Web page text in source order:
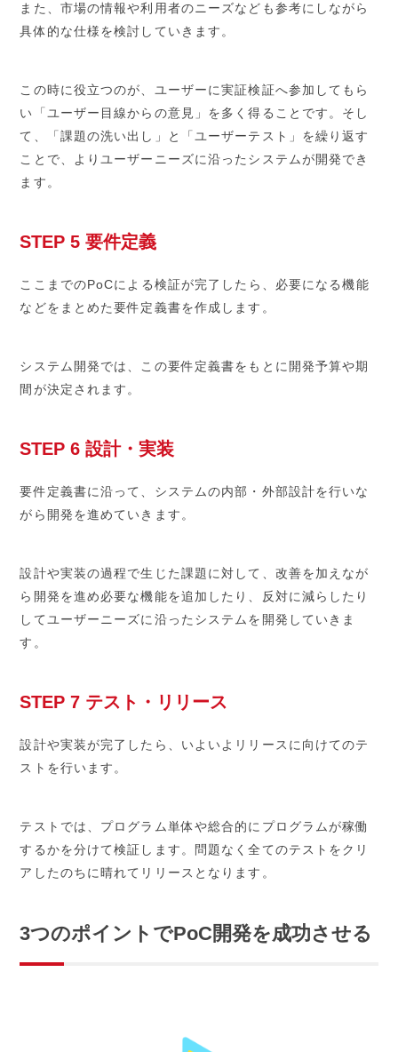
また、市場の情報や利用者のニーズなども参考にしながら
具体的な仕様を検討していきます。
この時に役立つのが、ユーザーに実証検証へ参加してもら
い「ユーザー目線からの意見」を多く得ることです。そし
て、「課題の洗い出し」と「ユーザーテスト」を繰り返す
ことで、よりユーザーニーズに沿ったシステムが開発でき
ます。
STEP 5 要件定義
ここまでのPoCによる検証が完了したら、必要になる機能
などをまとめた要件定義書を作成します。
システム開発では、この要件定義書をもとに開発予算や期
間が決定されます。
STEP 6 設計・実装
要件定義書に沿って、システムの内部・外部設計を行いな
がら開発を進めていきます。
設計や実装の過程で生じた課題に対して、改善を加えなが
ら開発を進め必要な機能を追加したり、反対に減らしたり
してユーザーニーズに沿ったシステムを開発していきま
す。
STEP 7 テスト・リリース
設計や実装が完了したら、いよいよリリースに向けてのテ
ストを行います。
テストでは、プログラム単体や総合的にプログラムが稼働
するかを分けて検証します。問題なく全てのテストをクリ
アしたのちに晴れてリリースとなります。
3つのポイントでPoC開発を成功させる